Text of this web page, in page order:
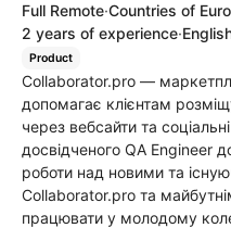
Full Remote·Countries of
2 years of experience·
Product
Сollaborator.pro —
допомагає клієнтам
через вебсайти та
досвідченого QA Engineer
роботи над новими та
Collaborator.pro та
працювати у молодому